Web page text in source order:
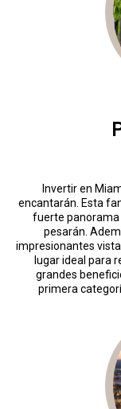
Invertir en
encantarán. Esta
fuerte panorama
pesarán.
impresionantes
lugar ideal para
grandes
primera